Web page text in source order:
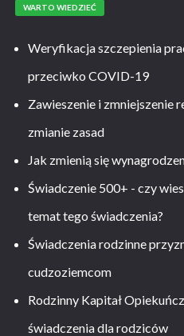
WARTO WIEDZIEĆ
Weryfikacja szczepienia
przeciwko COVID-19
Zawieszenie i zmniejszenie
zmianie zasad
Jak zmienią się
Świadczenie 500+ - czy
temat tego świadczenia?
Świadczenia rodzinne
cudzoziemcom
Rodzinny Kapitał
świadczenia dla rodziców